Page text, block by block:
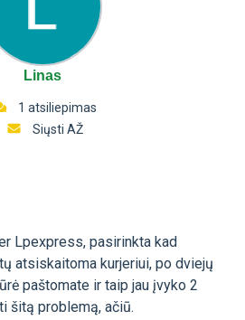
Linas
1 atsiliepimas
Siųsti AŽ
Lpexpress, pasirinkta kad
atsiskaitoma kurjeriui, po dviejų
paštomate ir taip jau įvyko 2
šitą problemą, ačiū.